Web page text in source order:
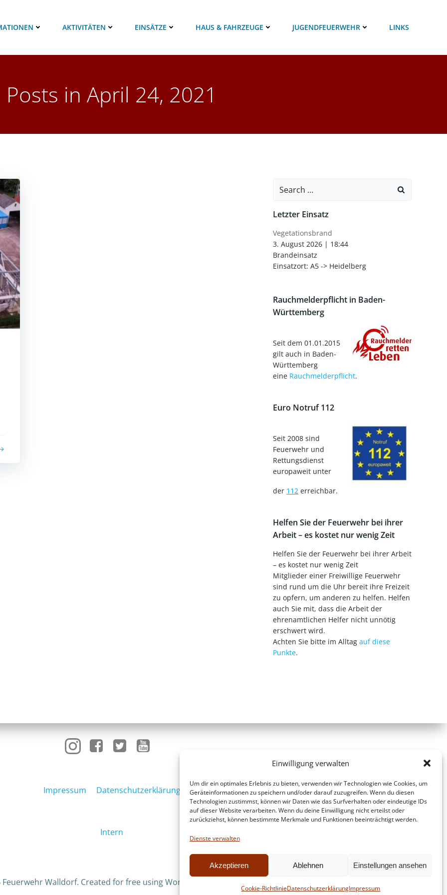
Einwilligung verwalten
Um dir ein optimales Erlebnis zu bieten, verwenden wir Technologien wie Cookies, um
Geräteinformationen zu speichern und/oder darauf zuzugreifen. Wenn du diesen
Technologien zustimmst, können wir Daten wie das Surfverhalten oder eindeutige IDs
auf dieser Website verarbeiten. Wenn du deine Einwilligung nicht erteilst oder
zurückziehst, können bestimmte Merkmale und Funktionen beeinträchtigt werden.
Dienste verwalten
Akzeptieren Ablehnen Einstellungen ansehen
Cookie-RichtlinieDatenschutzerklärungImpressum
AKTIVITÄTEN EINSÄTZE HAUS & FAHRZEUGE JUGENDFEUERWEHR LINKS
Posts in April 24, 2021
Search
Letzter Einsatz
Vegetationsbrand
3. August 2026 | 18:44
Brandeinsatz
Einsatzort: A5 -> Heidelberg
Rauchmelderpflicht in Baden-
Württemberg
Seit dem 01.01.2015
gilt auch in Baden-
Württemberg
eine Rauchmelderpflicht.
Euro Notruf 112
Seit 2008 sind
Feuerwehr und
Rettungsdienst
europaweit unter
der 112 erreichbar.
Helfen Sie der Feuerwehr bei ihrer
Arbeit – es kostet nur wenig Zeit
Helfen Sie der Feuerwehr bei ihrer Arbeit
– es kostet nur wenig Zeit
Mitglieder einer Freiwillige Feuerwehr
sind rund um die Uhr bereit ihre Freizeit
zu opfern, um anderen zu helfen. Helfen
auch Sie mit, dass die Arbeit der
ehrenamtlichen Helfer nicht unnötig
erschwert wird.
Achten Sie bitte im Alltag auf diese
Punkte.
Impressum Datenschutzerklärung
Intern
Walldorf. Created for free using WordPress and